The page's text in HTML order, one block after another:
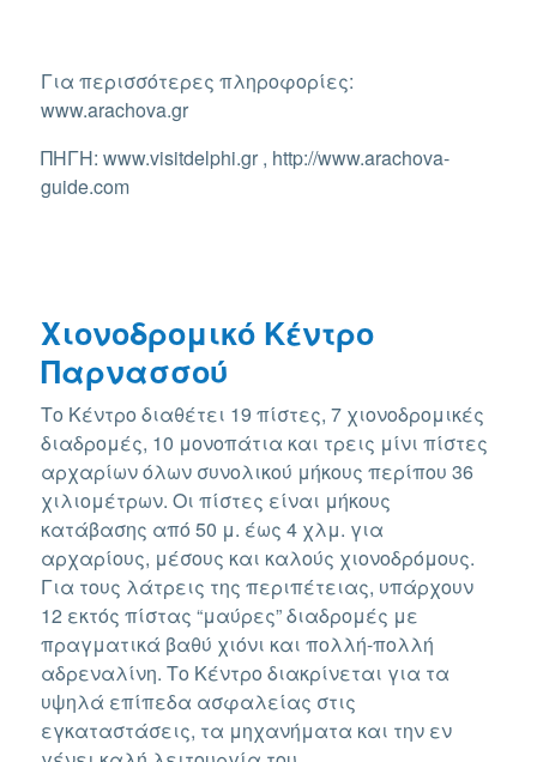
Για περισσότερες πληροφορίες:
www.arachova.gr
ΠΗΓΗ: www.visitdelphi.gr , http://www.arachova-
guide.com
Χιονοδρομικό Κέντρο
Παρνασσού
Το Κέντρο διαθέτει 19 πίστες, 7 χιονοδρομικές
διαδρομές, 10 μονοπάτια και τρεις μίνι πίστες
αρχαρίων όλων συνολικού μήκους περίπου 36
χιλιομέτρων. Οι πίστες είναι μήκους
κατάβασης από 50 μ. έως 4 χλμ. για
αρχαρίους, μέσους και καλούς χιονοδρόμους.
Για τους λάτρεις της περιπέτειας, υπάρχουν
12 εκτός πίστας “μαύρες” διαδρομές με
πραγματικά βαθύ χιόνι και πολλή-πολλή
αδρεναλίνη. Το Κέντρο διακρίνεται για τα
υψηλά επίπεδα ασφαλείας στις
εγκαταστάσεις, τα μηχανήματα και την εν